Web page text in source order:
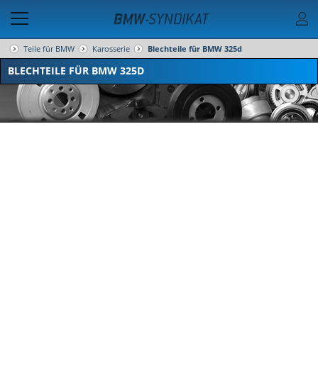
Teile für BMW Karosserie Blechteile für BMW 325d
BLECHTEILE FÜR BMW 325D